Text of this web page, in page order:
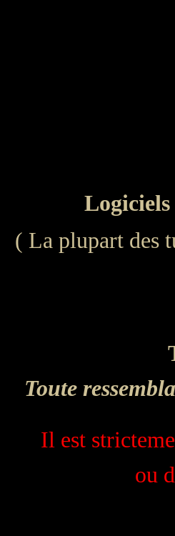
( La plupart des
Toute
Il est
ou